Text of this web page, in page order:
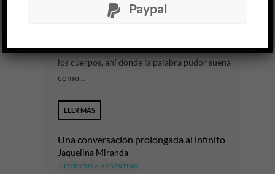
hasta el borde: bordes del psiquismo, bordes de
los cuerpos, ahí donde la palabra pudor suena
como...
LEER MÁS
Una conversación prolongada al infinito
Jaquelina Miranda
LITERATURA ARGENTINA
Paypal